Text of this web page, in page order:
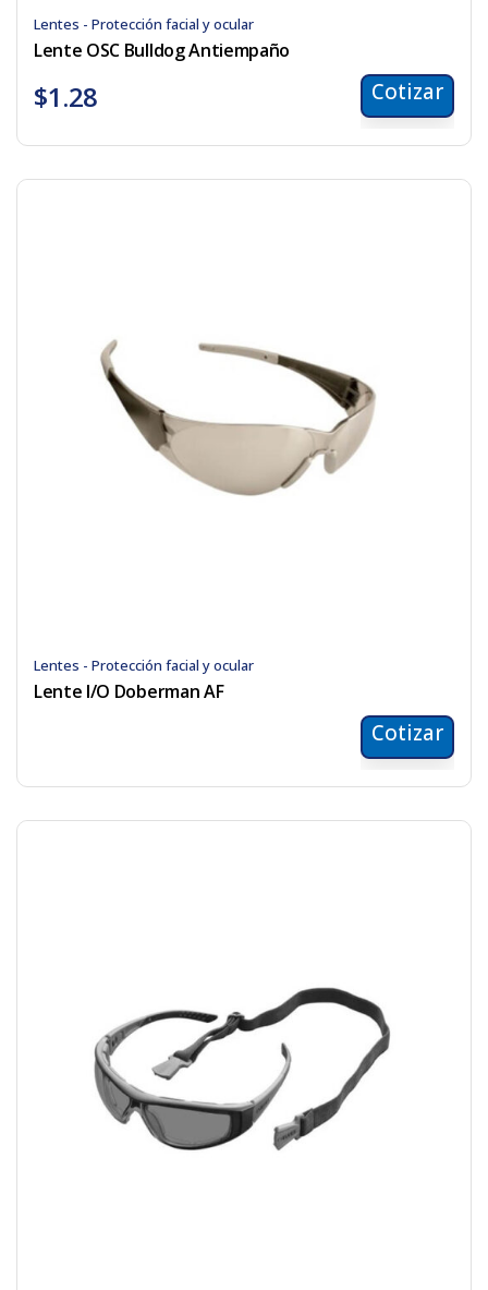
Lentes - Protección facial y ocular
Lente OSC Bulldog Antiempaño
$1.28 Cotizar
Lentes - Protección facial y ocular
Lente I/O Doberman AF
Cotizar